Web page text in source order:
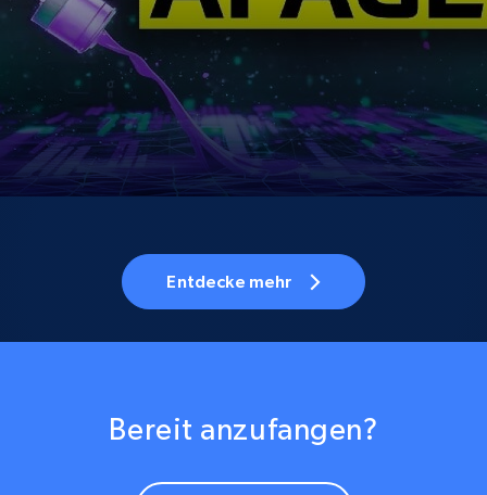
Entdecke mehr
Bereit anzufangen?